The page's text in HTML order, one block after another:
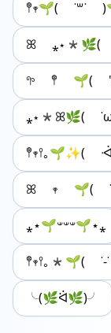
𖤣𖥧🌱( ˙꒳˙
ꕤ
𖧧 𖤣 🌱(
⁎⋆*ꕤ🌿(
𖤣𖥧𖥣｡🌱✨(
ꕤ 𖥧 🌱(
⁎⋆🌱𐤔𐤔𐤔🌱⋆⁎
𖤣𖥧𖥣｡*🌱(
╰(🌿ᐛ🌿)╯